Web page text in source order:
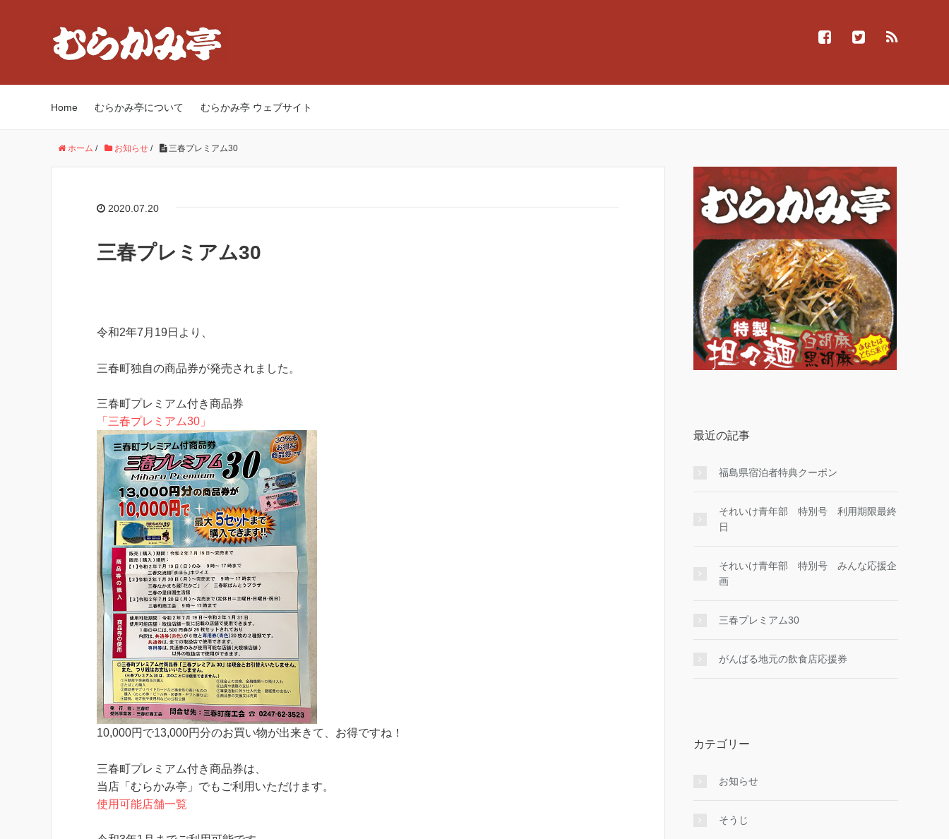
Home むらかみ亭について むらかみ亭 ウェブサイト
ホーム / お知らせ / 三春プレミアム30
2020.07.20
三春プレミアム30
令和2年7月19日より、
三春町独自の商品券が発売されました。
三春町プレミアム付き商品券
「三春プレミアム30」
10,000円で13,000円分のお買い物が出来きて、お得ですね！
三春町プレミアム付き商品券は、
当店「むらかみ亭」でもご利用いただけます。
使用可能店舗一覧
最近の記事
福島県宿泊者特典クーポン
それいけ青年部 特別号 利用期限最終
日
それいけ青年部 特別号 みんな応援企
画
三春プレミアム30
がんばる地元の飲食店応援券
カテゴリー
お知らせ
そうじ